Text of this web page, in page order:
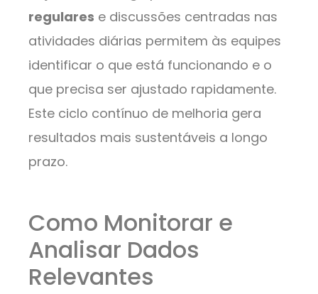
regulares e discussões centradas nas
atividades diárias permitem às equipes
identificar o que está funcionando e o
que precisa ser ajustado rapidamente.
Este ciclo contínuo de melhoria gera
resultados mais sustentáveis a longo
prazo.
Como Monitorar e
Analisar Dados
Relevantes